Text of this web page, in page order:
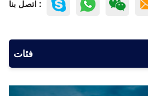
اتصل بنا :
فئات